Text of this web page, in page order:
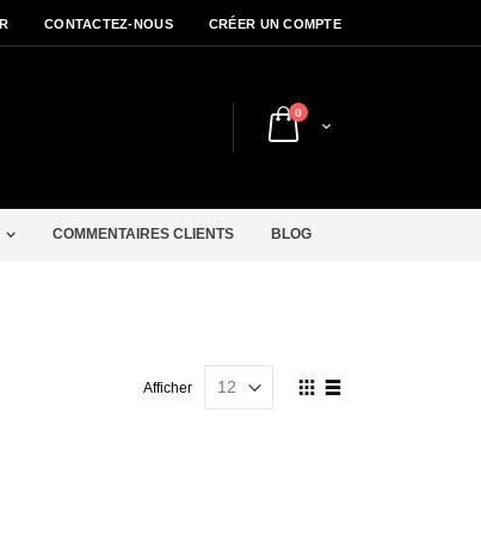
CONTACTEZ-NOUS CRÉER UN COMPTE
Cart
0articles
COMMENTAIRES CLIENTS BLOG
Afficher
en
Afficher